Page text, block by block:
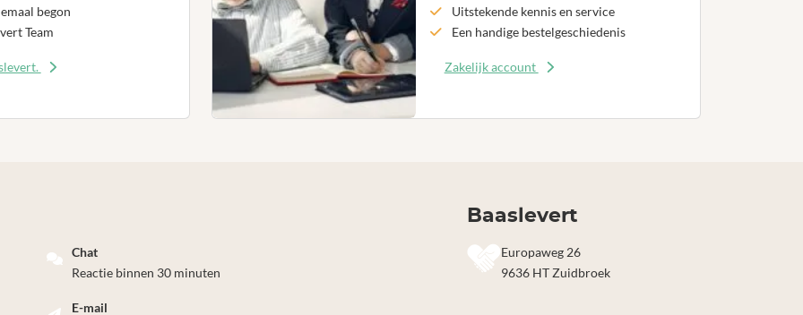
begon
Team
Uitstekende kennis en service
Een handige bestelgeschiedenis
Zakelijk account
Chat
Reactie binnen 30 minuten
E-mail
Baaslevert
Europaweg 26
9636 HT Zuidbroek